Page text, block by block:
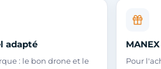
adapté
: le bon drone et le
Pour